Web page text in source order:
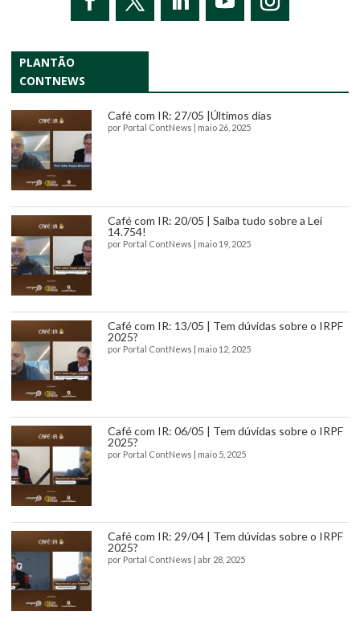
PLANTÃO
CONTNEWS
Café com IR: 27/05 |Últimos dias
por Portal ContNews maio 26, 2025
Café com IR: 20/05 | Saiba tudo sobre a Lei
14.754!
por Portal ContNews maio 19, 2025
Café com IR: 13/05 | Tem dúvidas sobre o IRPF
2025?
por Portal ContNews maio 12, 2025
Café com IR: 06/05 | Tem dúvidas sobre o IRPF
2025?
por Portal ContNews maio 5, 2025
Café com IR: 29/04 | Tem dúvidas sobre o IRPF
2025?
por Portal ContNews abr 28, 2025